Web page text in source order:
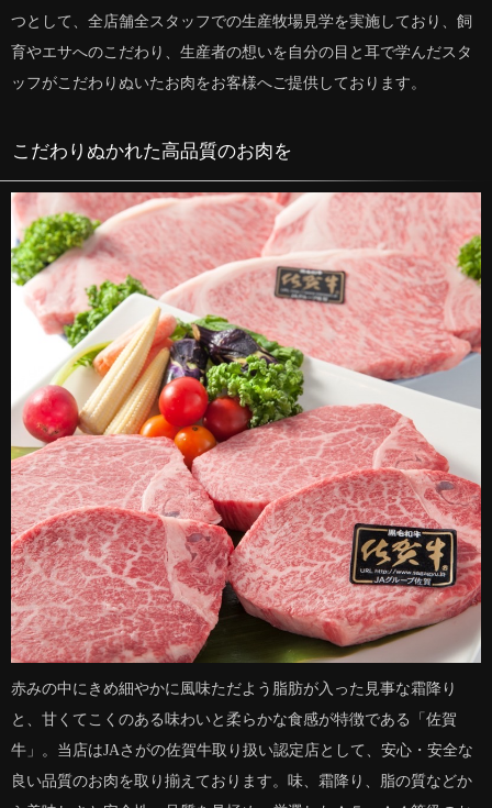
つとして、全店舗全スタッフでの生産牧場見学を実施しており、飼
育やエサへのこだわり、生産者の想いを自分の目と耳で学んだスタ
ッフがこだわりぬいたお肉をお客様へご提供しております。
こだわりぬかれた高品質のお肉を
赤みの中にきめ細やかに風味ただよう脂肪が入った見事な霜降り
と、甘くてこくのある味わいと柔らかな食感が特徴である「佐賀
牛」。当店はJAさがの佐賀牛取り扱い認定店として、安心・安全な
良い品質のお肉を取り揃えております。味、霜降り、脂の質などか